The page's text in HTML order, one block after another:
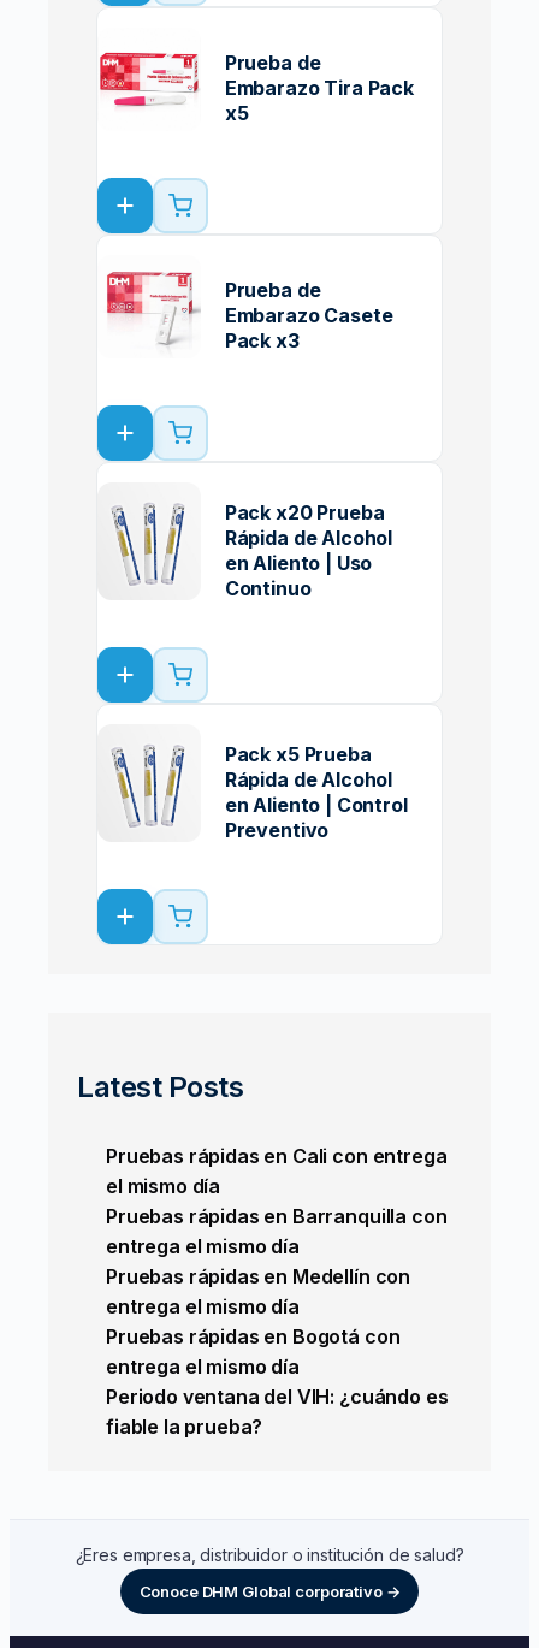
Prueba de
Embarazo Tira Pack
x5
Prueba de
Embarazo Casete
Pack x3
Pack x20 Prueba
Rápida de Alcohol
en Aliento | Uso
Continuo
Pack x5 Prueba
Rápida de Alcohol
en Aliento | Control
Preventivo
Latest Posts
Pruebas rápidas en Cali con entrega
el mismo día
Pruebas rápidas en Barranquilla con
entrega el mismo día
Pruebas rápidas en Medellín con
entrega el mismo día
Pruebas rápidas en Bogotá con
entrega el mismo día
Periodo ventana del VIH: ¿cuándo es
fiable la prueba?
¿Eres empresa, distribuidor o institución de salud?
Conoce DHM Global corporativo →